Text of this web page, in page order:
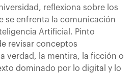
reflexiona sobre los
se enfrenta la comunicación
Artificial. Pinto
revisar conceptos
verdad, la mentira, la ficción o
dominado por lo digital y lo